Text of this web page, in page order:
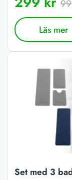
Läs mer
Set med 3